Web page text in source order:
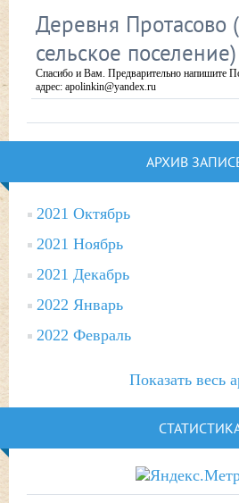
Деревня Протасово
сельское поселение)
Спасибо и Вам. Предварительно
адрес: apolinkin@yandex.ru
АРХИВ
2021 Октябрь
2021 Ноябрь
2021 Декабрь
2022 Январь
2022 Февраль
Показать весь